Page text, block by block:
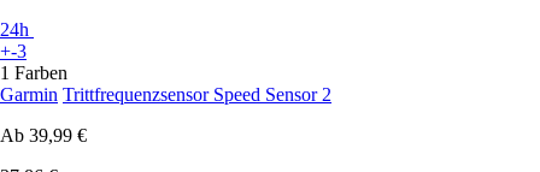
24h
+-3
1 Farben
Garmin Trittfrequenzsensor Speed Sensor 2
Ab 39,99 €